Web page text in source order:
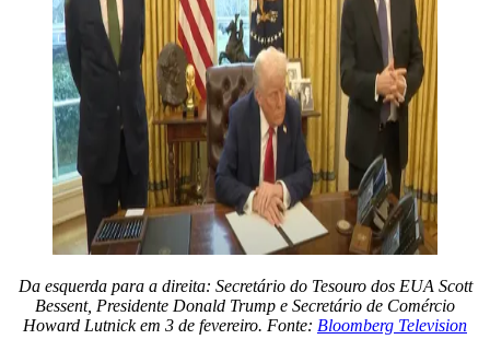
Da esquerda para a direita: Secretário do Tesouro dos EUA Scott
Bessent, Presidente Donald Trump e Secretário de Comércio
Howard Lutnick em 3 de fevereiro. Fonte: Bloomberg Television